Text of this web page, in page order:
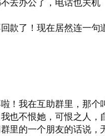
款了！现在居然连一句
！我在互助群里，那
也不恨她，可恨之人
里的一个朋友的话说，